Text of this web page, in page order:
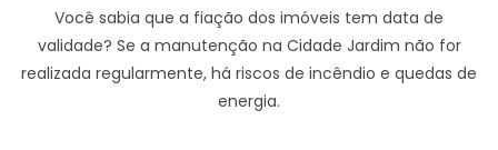
Você sabia que a fiação dos imóveis tem data de
validade? Se a manutenção na Cidade Jardim não for
realizada regularmente, há riscos de incêndio e quedas de
energia.